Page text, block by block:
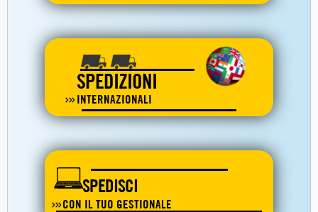
SPEDIZIONI
INTERNAZIONALI
SPEDISCI
CON IL TUO GESTIONALE